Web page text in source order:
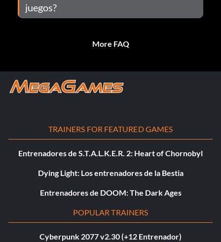
juegos?
More FAQ
TRAINERS FOR FEATURED GAMES
Entrenadores de S.T.A.L.K.E.R. 2: Heart of Chornobyl
Dying Light: Los entrenadores de la Bestia
Entrenadores de DOOM: The Dark Ages
POPULAR TRAINERS
Cyberpunk 2077 v2.30 (+12 Entrenador)